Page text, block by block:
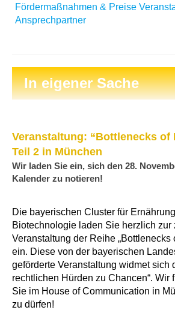
Fördermaßnahmen & Preise
Ansprechpartner
In eigener Sache
Veranstaltung: “Bottlenecks of
Teil 2 in München
Wir laden Sie ein, sich den 28.
Kalender zu notieren!
Die bayerischen Cluster für
Biotechnologie laden Sie herzlich zur
Veranstaltung der Reihe „Bottlenecks
ein. Diese von der bayerischen
geförderte Veranstaltung widmet sich
rechtlichen Hürden zu Chancen“. Wir
Sie im House of Communication in
zu dürfen!